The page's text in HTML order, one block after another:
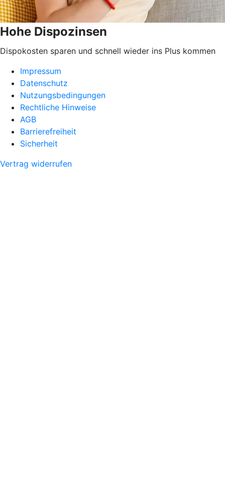
Hohe Dispozinsen
Dispokosten sparen und schnell wieder ins Plus kommen
Impressum
Datenschutz
Nutzungsbedingungen
Rechtliche Hinweise
AGB
Barrierefreiheit
Sicherheit
Vertrag widerrufen